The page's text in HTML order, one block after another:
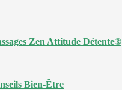
Zen Attitude Détente®
Bien-Être